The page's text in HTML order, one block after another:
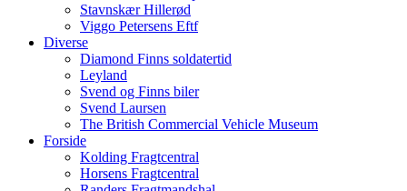
Stavnskær Hillerød
Viggo Petersens Eftf
Diverse
Diamond Finns soldatertid
Leyland
Svend og Finns biler
Svend Laursen
The British Commercial Vehicle Museum
Forside
Kolding Fragtcentral
Horsens Fragtcentral